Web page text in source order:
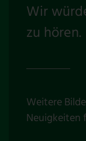
Wir
zu hören.
Weitere
Neuigkeiten